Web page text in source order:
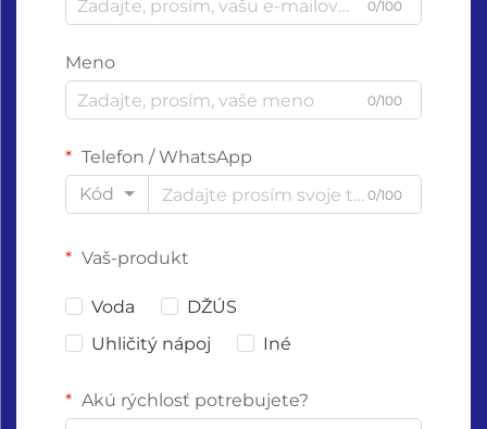
0/100
Meno
0/100
Telefon / WhatsApp
Kód
0/100
Vaš-produkt
Voda
DŽÚS
Uhličitý nápoj
Iné
Akú rýchlosť potrebujete?